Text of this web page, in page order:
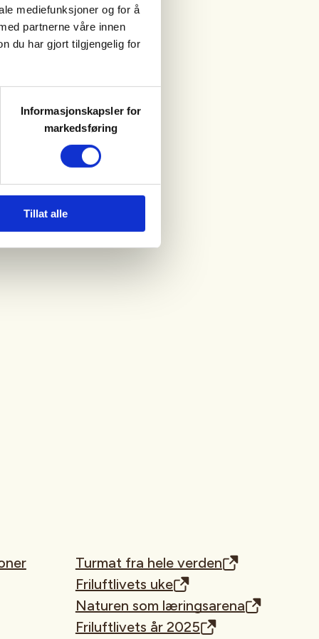
mediefunksjoner og for å
partnerne våre innen
du har gjort tilgjengelig for
Informasjonskapsler for
markedsføring
Tillat alle
Turmat fra hele verden
Friluftlivets uke
Naturen som læringsarena
Friluftlivets år 2025